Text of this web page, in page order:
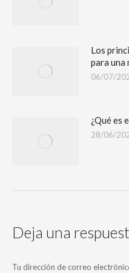
Los
para una
06/07/
¿Qué es
28/06/
Deja una
Tu dirección de correo